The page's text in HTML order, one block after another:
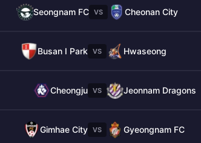
Seongnam FC VS Cheonan City
Busan I Park VS Hwaseong
Cheongju VS Jeonnam Dragons
Gimhae City VS Gyeongnam FC